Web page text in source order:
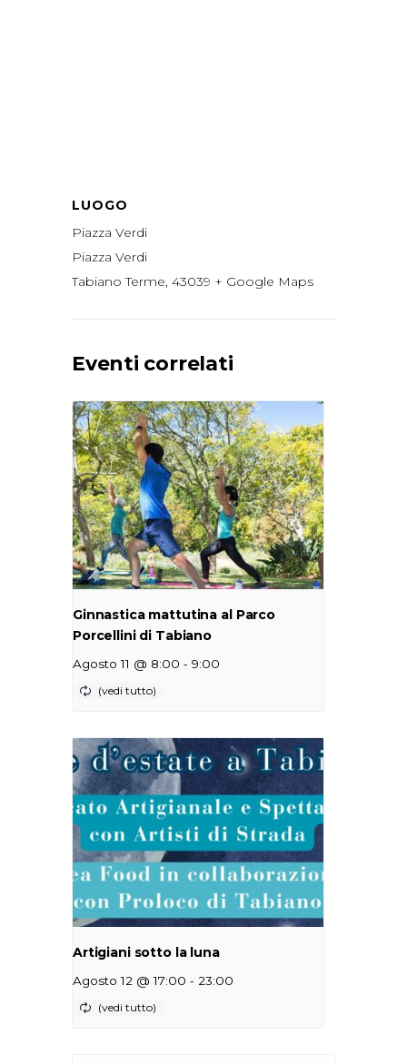
LUOGO
Piazza Verdi
Piazza Verdi
Tabiano Terme, 43039 + Google Maps
Eventi correlati
Ginnastica mattutina al Parco
Porcellini di Tabiano
Agosto 11 @ 8:00 - 9:00
Artigiani sotto la luna
Agosto 12 @ 17:00 - 23:00